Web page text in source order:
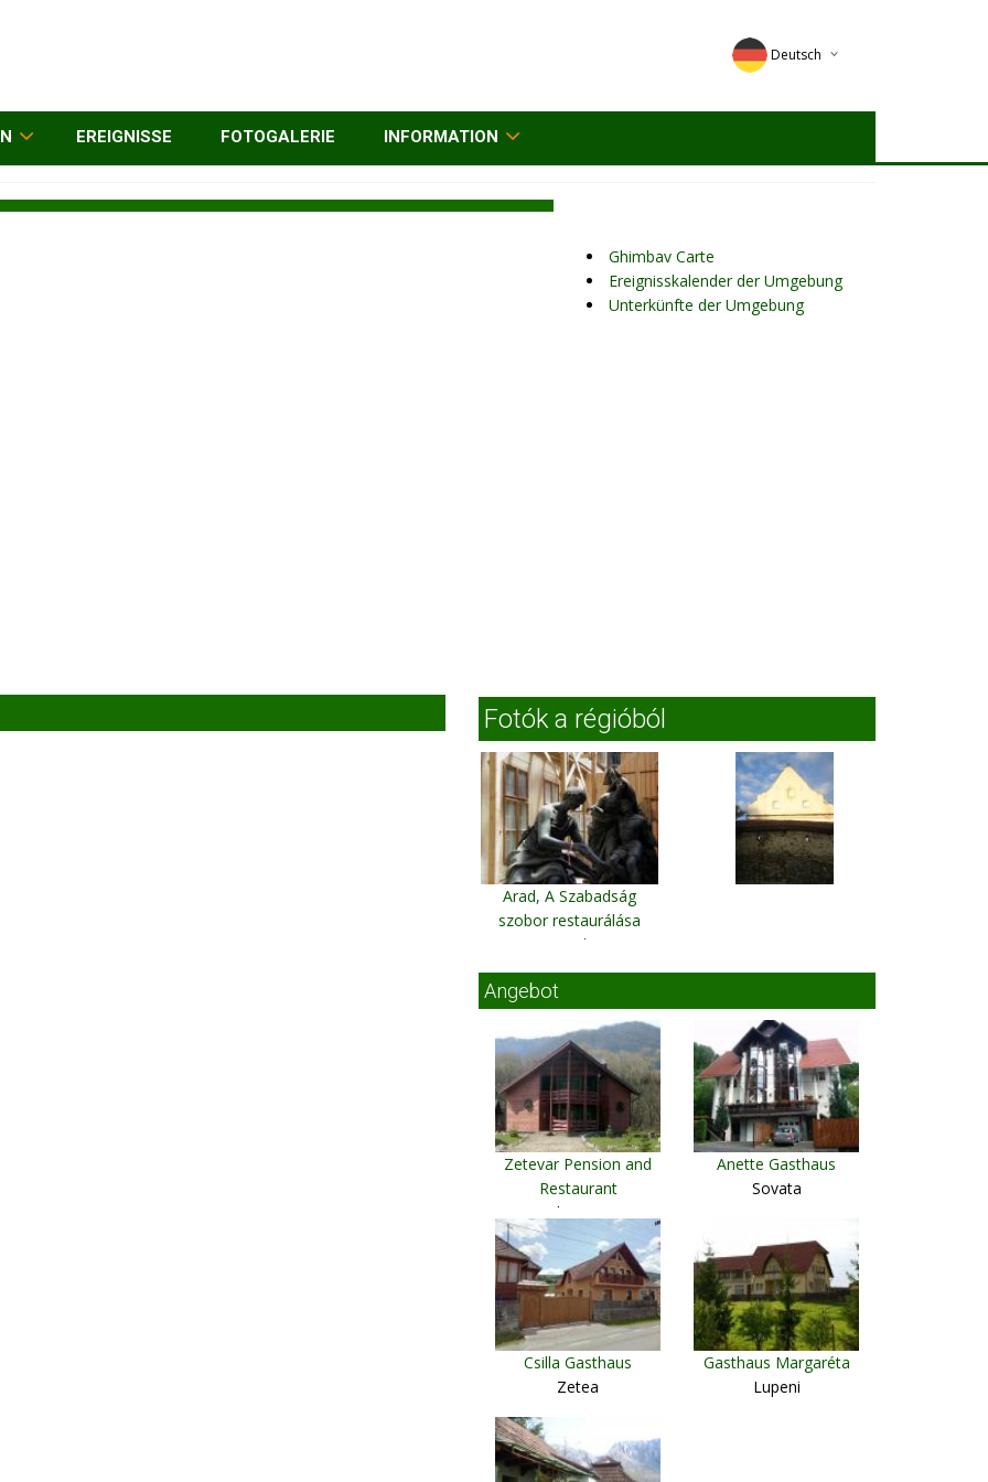
Deutsch
English
EREIGNISSE FOTOGALERIE INFORMATION
Ghimbav Carte
Ereignisskalender der Umgebung
Unterkünfte der Umgebung
Fotók a régióból
Arad, A Szabadság
szobor restaurálása
Arad
Angebot
Zetevar Pension and
Restaurant
Sub Cetate
Anette Gasthaus
Sovata
Csilla Gasthaus
Zetea
Gasthaus Margaréta
Lupeni